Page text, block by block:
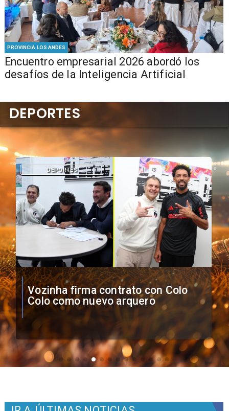
PROVINCIA LOS ANDES
Encuentro empresarial 2026 abordó los
desafíos de la Inteligencia Artificial
O'Higgins cae por penales ante
Boca Juniors en Copa
Sudamericana
DEPORTES
DEPORTES